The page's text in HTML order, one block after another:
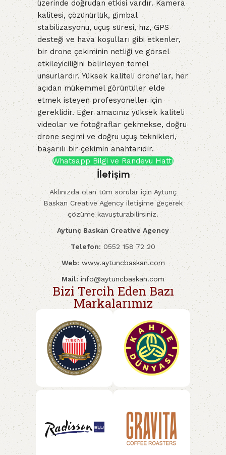
üzerinde doğrudan etkisi vardır. Kamera
kalitesi, çözünürlük, gimbal
stabilizasyonu, uçuş süresi, hız, GPS
desteği ve hava koşulları gibi etkenler,
bir drone çekiminin netliği ve görsel
etkileyiciliğini belirleyen temel
unsurlardır. Yüksek kaliteli drone'lar, her
açıdan mükemmel görüntüler elde
etmek isteyen profesyoneller için
gereklidir. Eğer amacınız yüksek kaliteli
videolar ve fotoğraflar çekmekse, doğru
drone seçimi ve doğru uçuş teknikleri,
başarılı bir çekimin anahtarıdır.
Whatsapp Bilgi ve Randevu Hattı
İletişim
Aklınızda olan tüm sorular için Aytunç
Baskan Creative Agency iletişime geçerek
çözüme kavuşturabilirsiniz.
Aytunç Baskan Creative Agency
Telefon:0552 158 72 20
Web: www.aytuncbaskan.com
Mail: info@aytuncbaskan.com
Bizi Tercih Eden Bazı
Markalarımız